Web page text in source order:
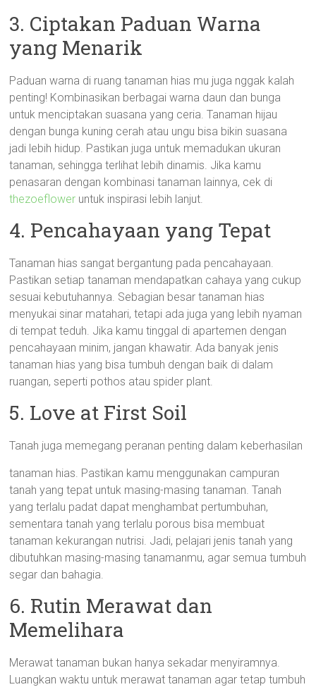
3. Ciptakan Paduan Warna
yang Menarik
Paduan warna di ruang tanaman hias mu juga nggak kalah
penting! Kombinasikan berbagai warna daun dan bunga
untuk menciptakan suasana yang ceria. Tanaman hijau
dengan bunga kuning cerah atau ungu bisa bikin suasana
jadi lebih hidup. Pastikan juga untuk memadukan ukuran
tanaman, sehingga terlihat lebih dinamis. Jika kamu
penasaran dengan kombinasi tanaman lainnya, cek di
thezoeflower untuk inspirasi lebih lanjut.
4. Pencahayaan yang Tepat
Tanaman hias sangat bergantung pada pencahayaan.
Pastikan setiap tanaman mendapatkan cahaya yang cukup
sesuai kebutuhannya. Sebagian besar tanaman hias
menyukai sinar matahari, tetapi ada juga yang lebih nyaman
di tempat teduh. Jika kamu tinggal di apartemen dengan
pencahayaan minim, jangan khawatir. Ada banyak jenis
tanaman hias yang bisa tumbuh dengan baik di dalam
ruangan, seperti pothos atau spider plant.
5. Love at First Soil
Tanah juga memegang peranan penting dalam keberhasilan
tanaman hias. Pastikan kamu menggunakan campuran
tanah yang tepat untuk masing-masing tanaman. Tanah
yang terlalu padat dapat menghambat pertumbuhan,
sementara tanah yang terlalu porous bisa membuat
tanaman kekurangan nutrisi. Jadi, pelajari jenis tanah yang
dibutuhkan masing-masing tanamanmu, agar semua tumbuh
segar dan bahagia.
6. Rutin Merawat dan
Memelihara
Merawat tanaman bukan hanya sekadar menyiramnya.
Luangkan waktu untuk merawat tanaman agar tetap tumbuh